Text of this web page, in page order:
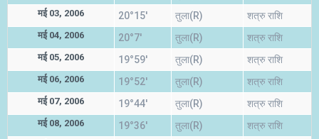
मई 03, 2006 20°15' तुला(R) शत्रु राशि
मई 04, 2006 20°7' तुला(R) शत्रु राशि
मई 05, 2006 19°59' तुला(R) शत्रु राशि
मई 06, 2006 19°52' तुला(R) शत्रु राशि
मई 07, 2006 19°44' तुला(R) शत्रु राशि
मई 08, 2006 19°36' तुला(R) शत्रु राशि